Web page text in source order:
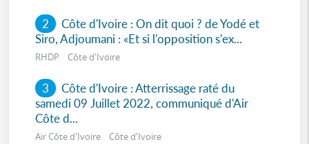
2 Côte d'Ivoire : On dit quoi ? de Yodé et
Siro, Adjoumani : «Et si l'opposition s'ex...
RHDP Côte d'Ivoire
3 Côte d'Ivoire : Atterrissage raté du
samedi 09 Juillet 2022, communiqué d'Air
Côte d...
Air Côte d'Ivoire Côte d'Ivoire